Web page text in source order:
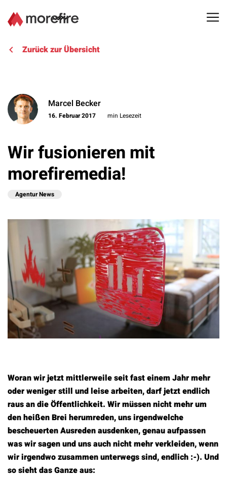
Lösungen
Über uns
Newsletter
Kontakt
Zurück zur Übersicht
Marcel Becker
16. Februar 2017 min Lesezeit
Wir fusionieren mit
morefiremedia!
Agentur News
Woran wir jetzt mittlerweile seit fast einem Jahr mehr
oder weniger still und leise arbeiten, darf jetzt endlich
raus an die Öffentlichkeit. Wir müssen nicht mehr um
den heißen Brei herumreden, uns irgendwelche
bescheuerten Ausreden ausdenken, genau aufpassen
was wir sagen und uns auch nicht mehr verkleiden, wenn
wir irgendwo zusammen unterwegs sind, endlich :-). Und
so sieht das Ganze aus: